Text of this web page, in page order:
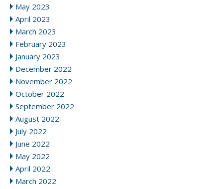
May 2023
April 2023
March 2023
February 2023
January 2023
December 2022
November 2022
October 2022
September 2022
August 2022
July 2022
June 2022
May 2022
April 2022
March 2022